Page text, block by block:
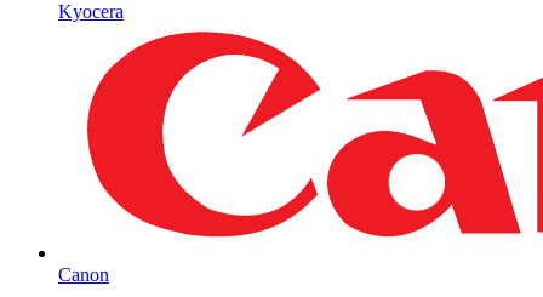
Kyocera
Canon